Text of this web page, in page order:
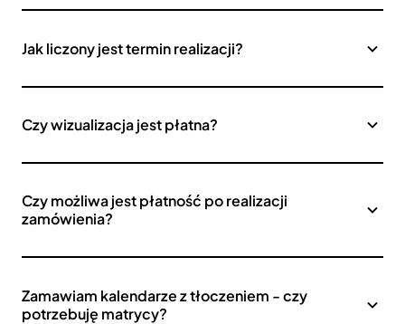
Jak liczony jest termin realizacji?
Czy wizualizacja jest płatna?
Czy możliwa jest płatność po realizacji
zamówienia?
Zamawiam kalendarze z tłoczeniem - czy
potrzebuję matrycy?